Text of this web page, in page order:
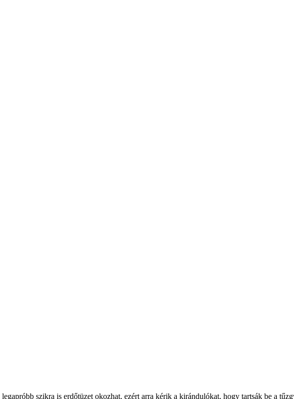
szikra is erdőtüzet okozhat, ezért arra kérik a kirándulókat, hogy tartsák be a